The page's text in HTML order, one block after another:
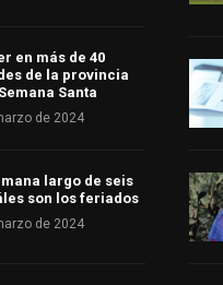
en más de 40
de la provincia
Santa
de 2024
largo de seis
son los feriados
de 2024